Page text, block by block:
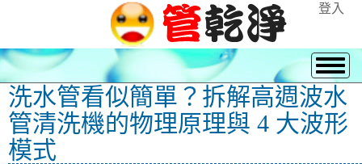
登入
洗水管看似簡單？拆解高週波水
管清洗機的物理原理與 4 大波形
模式